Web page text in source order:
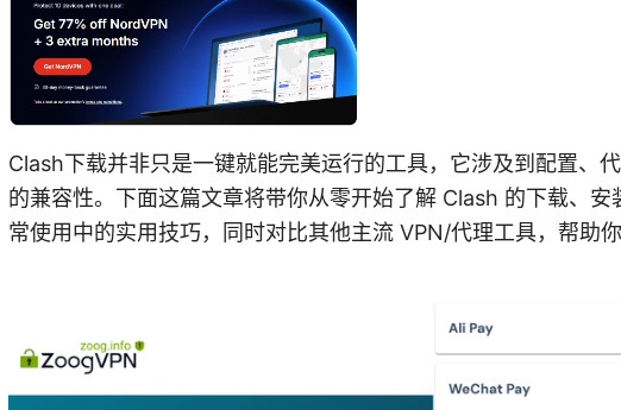
Clash下载并非只是一键就能完美运行的工具，它涉及到配置、
的兼容性。下面这篇文章将带你从零开始了解 Clash 的下载、安
常使用中的实用技巧，同时对比其他主流 VPN/代理工具，帮助